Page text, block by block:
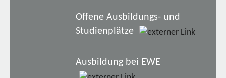
Offene Ausbildungs- und
Studienplätze
Ausbildung bei EWE